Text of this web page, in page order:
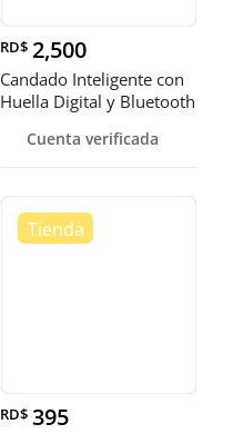
RD$ 2,500
Candado Inteligente con
Huella Digital y Bluetooth
Cuenta verificada
RD$ 395